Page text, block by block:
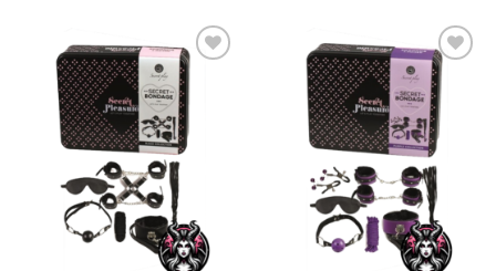
Añadir
a la
lista de
deseos